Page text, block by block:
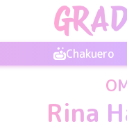
Chakuero
Rina